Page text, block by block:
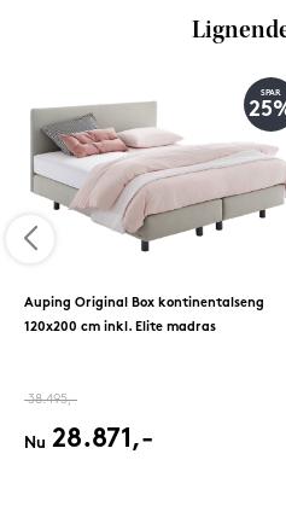
SPAR
Auping Original Box kontinentalseng
120x200 cm inkl. Elite madras
38.495,-
Nu 28.871,-